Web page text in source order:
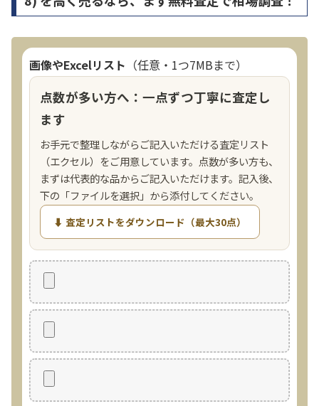
画像やExcelリスト （任意・1つ7MBまで）
点数が多い方へ：一点ずつ丁寧に査定し
ます
お手元で整理しながらご記入いただける査定リスト
（エクセル）をご用意しています。点数が多い方も、
まずは代表的な品からご記入いただけます。記入後、
下の「ファイルを選択」から添付してください。
⬇ 査定リストをダウンロード（最大30点）